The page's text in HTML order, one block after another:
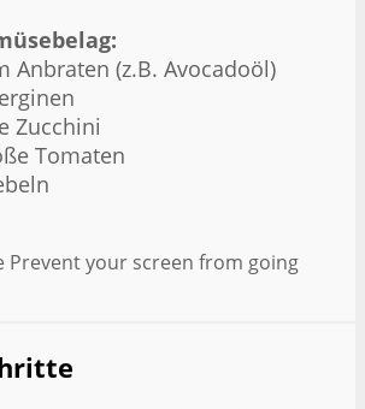
Anbraten (z.B. Avocadoöl)
Zucchini
Tomaten
Prevent your screen from going